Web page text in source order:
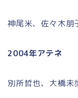
神尾米、佐々木朋
2004年アテネ
別所哲也、大橋未